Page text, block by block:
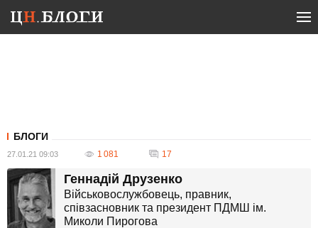
БЛОГИ
27.01.21 09:03 1 081 17
Геннадій Друзенко
Військовослужбовець, правник,
співзасновник та президент ПДМШ ім.
Миколи Пирогова